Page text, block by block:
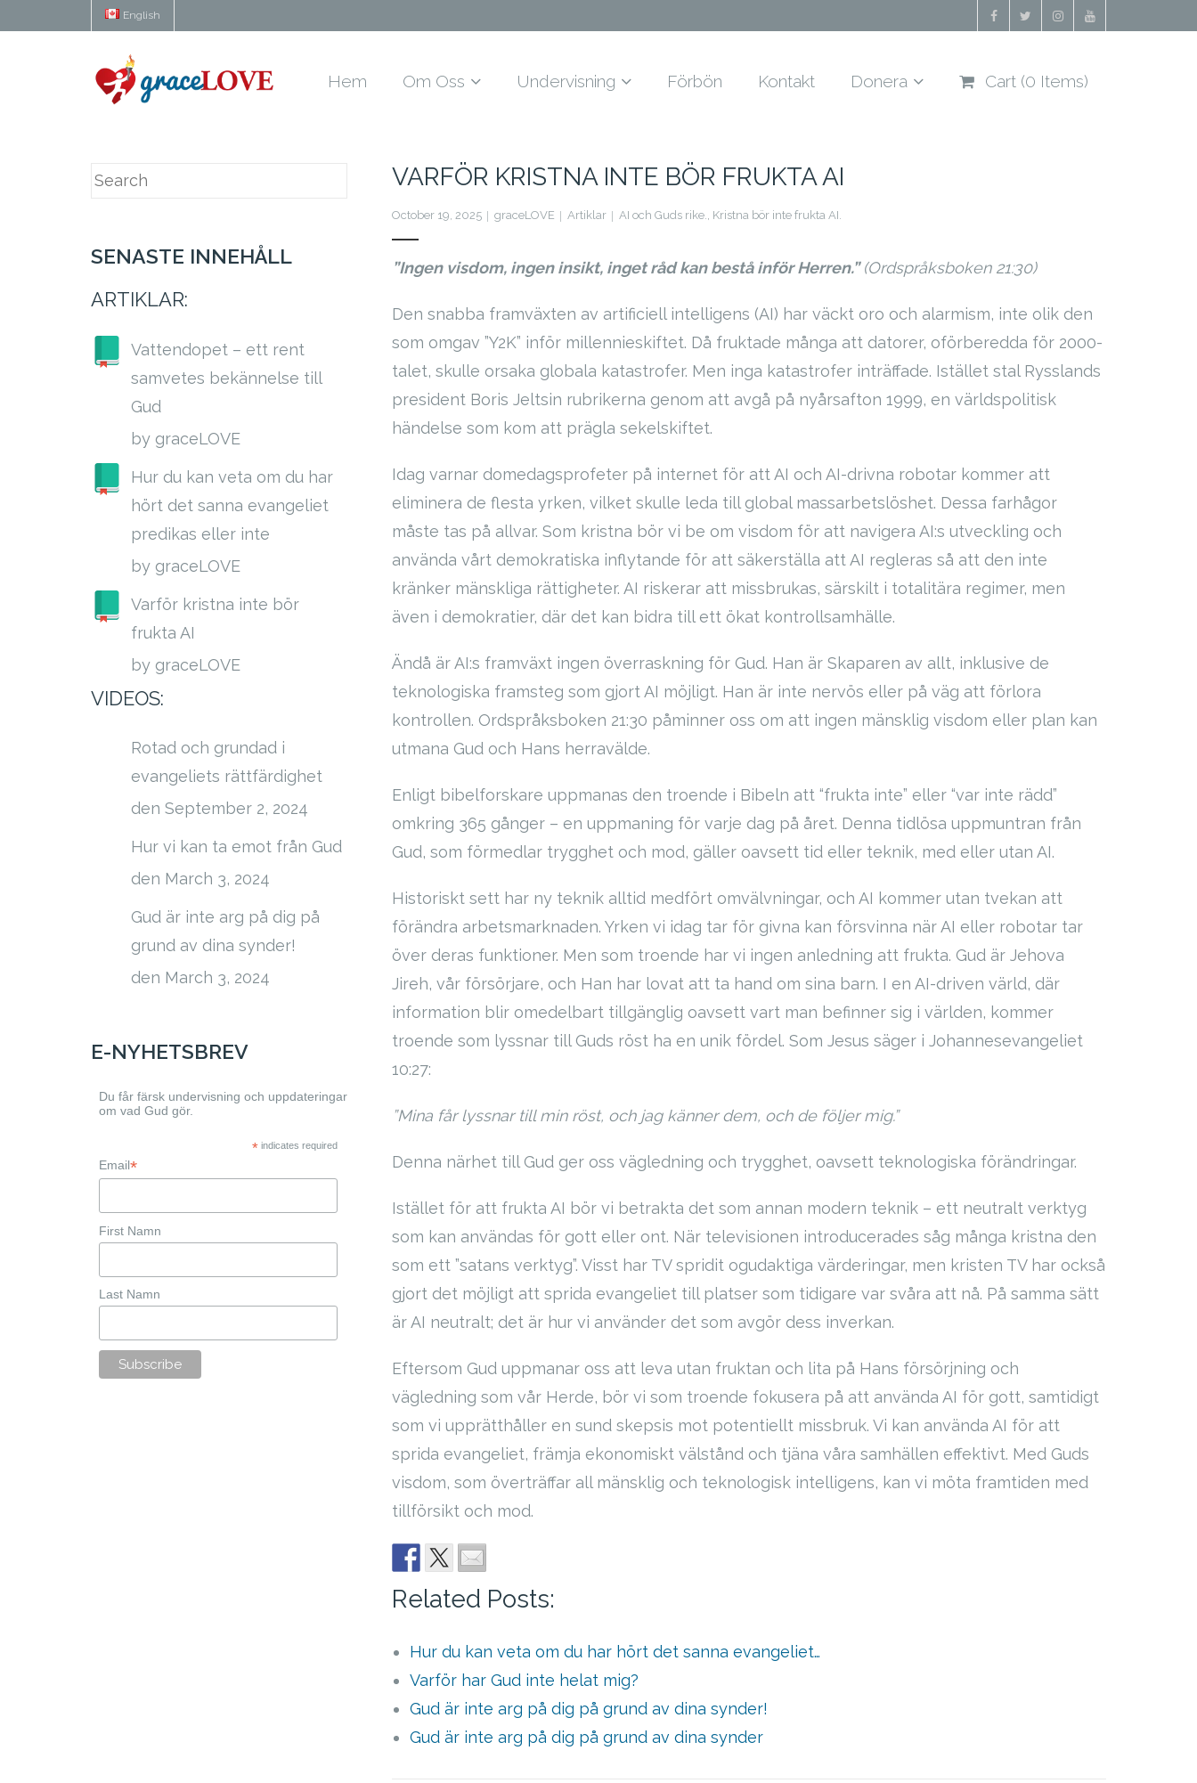
English
Hem Om Oss Undervisning Förbön Kontakt Donera Cart (0 Items)
VARFÖR KRISTNA INTE BÖR FRUKTA AI
October 19, 2025 graceLOVE Artiklar AI och Guds rike., Kristna bör inte frukta AI.
”Ingen visdom, ingen insikt, inget råd kan bestå inför Herren.”(Ordspråksboken 21:30)
Den snabba framväxten av artificiell intelligens (AI) har väckt oro och alarmism, inte olik den
som omgav ”Y2K” inför millennieskiftet. Då fruktade många att datorer, oförberedda för 2000-
talet, skulle orsaka globala katastrofer. Men inga katastrofer inträffade. Istället stal Rysslands
president Boris Jeltsin rubrikerna genom att avgå på nyårsafton 1999, en världspolitisk
händelse som kom att prägla sekelskiftet.
Idag varnar domedagsprofeter på internet för att AI och AI-drivna robotar kommer att
eliminera de flesta yrken, vilket skulle leda till global massarbetslöshet. Dessa farhågor
måste tas på allvar. Som kristna bör vi be om visdom för att navigera AI:s utveckling och
använda vårt demokratiska inflytande för att säkerställa att AI regleras så att den inte
kränker mänskliga rättigheter. AI riskerar att missbrukas, särskilt i totalitära regimer, men
även i demokratier, där det kan bidra till ett ökat kontrollsamhälle.
Ändå är AI:s framväxt ingen överraskning för Gud. Han är Skaparen av allt, inklusive de
teknologiska framsteg som gjort AI möjligt. Han är inte nervös eller på väg att förlora
kontrollen. Ordspråksboken 21:30 påminner oss om att ingen mänsklig visdom eller plan kan
utmana Gud och Hans herravälde.
Enligt bibelforskare uppmanas den troende i Bibeln att “frukta inte” eller “var inte rädd”
omkring 365 gånger – en uppmaning för varje dag på året. Denna tidlösa uppmuntran från
Gud, som förmedlar trygghet och mod, gäller oavsett tid eller teknik, med eller utan AI.
Historiskt sett har ny teknik alltid medfört omvälvningar, och AI kommer utan tvekan att
förändra arbetsmarknaden. Yrken vi idag tar för givna kan försvinna när AI eller robotar tar
över deras funktioner. Men som troende har vi ingen anledning att frukta. Gud är Jehova
Jireh, vår försörjare, och Han har lovat att ta hand om sina barn. I en AI-driven värld, där
information blir omedelbart tillgänglig oavsett vart man befinner sig i världen, kommer
troende som lyssnar till Guds röst ha en unik fördel. Som Jesus säger i Johannesevangeliet
10:27:
”Mina får lyssnar till min röst, och jag känner dem, och de följer mig.”
Denna närhet till Gud ger oss vägledning och trygghet, oavsett teknologiska förändringar.
Istället för att frukta AI bör vi betrakta det som annan modern teknik – ett neutralt verktyg
som kan användas för gott eller ont. När televisionen introducerades såg många kristna den
som ett ”satans verktyg”. Visst har TV spridit ogudaktiga värderingar, men kristen TV har också
gjort det möjligt att sprida evangeliet till platser som tidigare var svåra att nå. På samma sätt
är AI neutralt; det är hur vi använder det som avgör dess inverkan.
Eftersom Gud uppmanar oss att leva utan fruktan och lita på Hans försörjning och
vägledning som vår Herde, bör vi som troende fokusera på att använda AI för gott, samtidigt
som vi upprätthåller en sund skepsis mot potentiellt missbruk. Vi kan använda AI för att
sprida evangeliet, främja ekonomiskt välstånd och tjäna våra samhällen effektivt. Med Guds
visdom, som överträffar all mänsklig och teknologisk intelligens, kan vi möta framtiden med
tillförsikt och mod.
Related Posts:
Hur du kan veta om du har hört det sanna evangeliet…
Varför har Gud inte helat mig?
Gud är inte arg på dig på grund av dina synder!
Gud är inte arg på dig på grund av dina synder
SENASTE INNEHÅLL
ARTIKLAR:
Vattendopet – ett rent
samvetes bekännelse till
Gud
by graceLOVE
Hur du kan veta om du har
hört det sanna evangeliet
predikas eller inte
by graceLOVE
Varför kristna inte bör
frukta AI
by graceLOVE
VIDEOS:
Rotad och grundad i
evangeliets rättfärdighet
den September 2, 2024
Hur vi kan ta emot från Gud
den March 3, 2024
Gud är inte arg på dig på
grund av dina synder!
den March 3, 2024
E-NYHETSBREV
Du får färsk undervisning och uppdateringar
om vad Gud gör.
*indicates required
Email*
First Namn
Last Namn